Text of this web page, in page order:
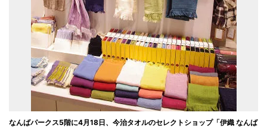
なんばパークス5階に4月18日、今治タオルのセレクトショップ「伊織 なんば